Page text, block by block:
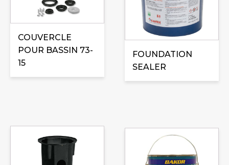
COUVERCLE
POUR BASSIN 73-
15
FOUNDATION
SEALER
produit